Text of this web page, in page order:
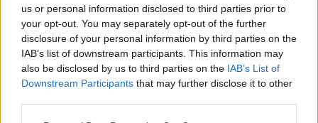
us or personal information disclosed to third parties prior to
your opt-out. You may separately opt-out of the further
disclosure of your personal information by third parties on the
IAB’s list of downstream participants. This information may
also be disclosed by us to third parties on the IAB’s List of
Downstream Participants that may further disclose it to other